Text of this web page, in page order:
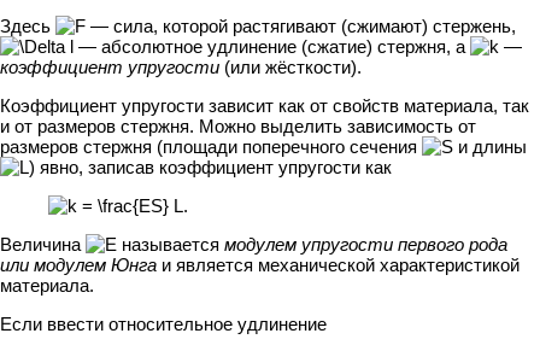
Здесь
— сила, которой растягивают (сжимают) стержень,
— абсолютное удлинение (сжатие) стержня, а
—
коэффициент упругости (или жёсткости).
Коэффициент упругости зависит как от свойств материала, так
и от размеров стержня. Можно выделить зависимость от
размеров стержня (площади поперечного сечения
и длины
) явно, записав коэффициент упругости как
Величина называется модулем упругости первого рода
или модулем Юнга и является механической характеристикой
материала.
Если ввести относительное удлинение